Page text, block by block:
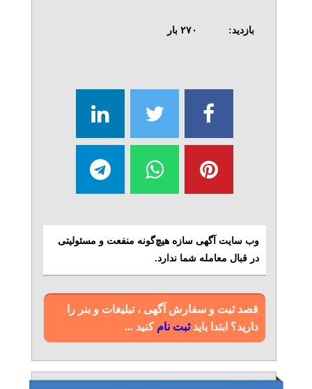
بازدید: ۲۷۰ بار
وب سایت آگهی سازه هیچ‌گونه منفعت و مسئولیتی
در قبال معامله شما ندارد.
قصد ثبت و سفارش آگهی ، تبلیغات و بنر را
دارید؟ ابتدا بایدثبت نام کنید ...